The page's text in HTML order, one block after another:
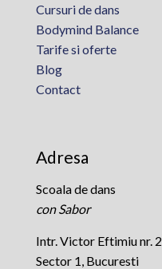
Cursuri de dans
Bodymind Balance
Tarife si oferte
Blog
Contact
Adresa
Scoala de dans
con Sabor
Intr. Victor Eftimiu nr. 2
Sector 1, Bucuresti